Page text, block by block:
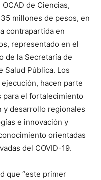
de Ciencias,
millones de pesos, en
contrapartida en
representado en el
de la Secretaría de
Salud Pública. Los
hacen parte
para el fortalecimiento
y desarrollo regionales
e innovación y
orientadas
del COVID-19.
que “este primer